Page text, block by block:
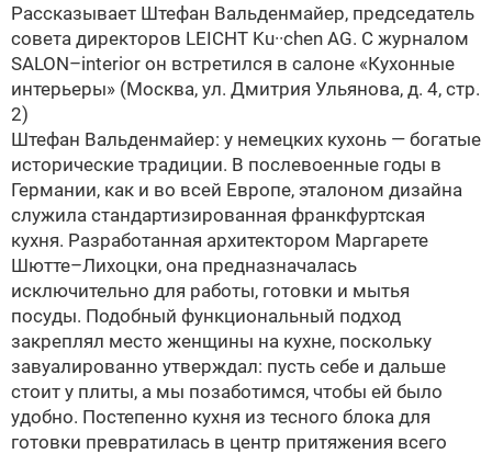
Рассказывает Штефан Вальденмайер, председатель
совета директоров LEICHT Ku··chen AG. С журналом
SALON–interior он встретился в салоне «Кухонные
интерьеры» (Москва, ул. Дмитрия Ульянова, д. 4, стр.
2)
Штефан Вальденмайер: у немецких кухонь — богатые
исторические традиции. В послевоенные годы в
Германии, как и во всей Европе, эталоном дизайна
служила стандартизированная франкфуртская
кухня. Разработанная архитектором Маргарете
Шютте–Лихоцки, она предназначалась
исключительно для работы, готовки и мытья
посуды. Подобный функциональный подход
закреплял место женщины на кухне, поскольку
завуалированно утверждал: пусть себе и дальше
стоит у плиты, а мы позаботимся, чтобы ей было
удобно. Постепенно кухня из тесного блока для
готовки превратилась в центр притяжения всего